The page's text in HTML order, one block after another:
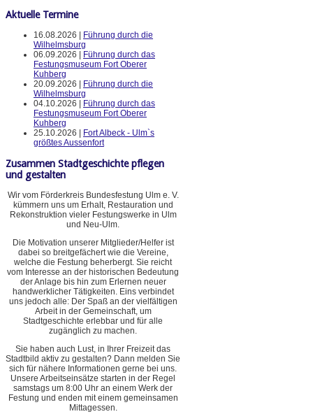
Aktuelle Termine
16.08.2026 |
Führung durch die
Wilhelmsburg
06.09.2026 |
Führung durch das
Festungsmuseum Fort Oberer
Kuhberg
20.09.2026 |
Führung durch die
Wilhelmsburg
04.10.2026 |
Führung durch das
Festungsmuseum Fort Oberer
Kuhberg
25.10.2026 |
Fort Albeck - Ulm`s
größtes Aussenfort
Zusammen Stadtgeschichte pflegen
und gestalten
Wir vom Förderkreis Bundesfestung Ulm e. V.
kümmern uns um Erhalt, Restauration und
Rekonstruktion vieler Festungswerke in Ulm
und Neu-Ulm.
Die Motivation unserer Mitglieder/Helfer ist
dabei so breitgefächert wie die Vereine,
welche die Festung beherbergt. Sie reicht
vom Interesse an der historischen Bedeutung
der Anlage bis hin zum Erlernen neuer
handwerklicher Tätigkeiten. Eins verbindet
uns jedoch alle: Der Spaß an der vielfältigen
Arbeit in der Gemeinschaft, um
Stadtgeschichte erlebbar und für alle
zugänglich zu machen.
Sie haben auch Lust, in Ihrer Freizeit das
Stadtbild aktiv zu gestalten? Dann melden Sie
sich für nähere Informationen gerne bei uns.
Unsere Arbeitseinsätze starten in der Regel
samstags um 8:00 Uhr an einem Werk der
Festung und enden mit einem gemeinsamen
Mittagessen.